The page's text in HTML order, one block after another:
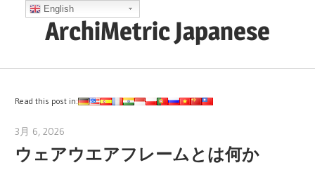
ン
ArchiMetric Japanese
Ops,
Agile
and
Read this post in:
3月 6, 2026
ウェアウエアフレームとは何か
English